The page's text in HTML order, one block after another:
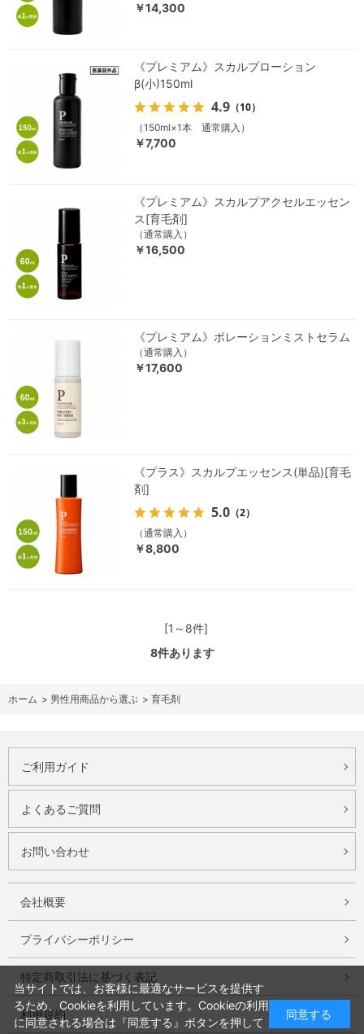
￥14,300
《プレミアム》スカルプローション
β(小)150ml
4.9 （10）
（150ml×1本 通常購入）
￥7,700
《プレミアム》スカルプアクセルエッセン
ス[育毛剤]
（通常購入）
￥16,500
《プレミアム》ポレーションミストセラム
（通常購入）
￥17,600
《プラス》スカルプエッセンス(単品)[育毛
剤]
5.0 （2）
（通常購入）
￥8,800
[1～8件]
8件あります
ホーム > 男性用商品から選ぶ > 育毛剤
ご利用ガイド
よくあるご質問
お問い合わせ
会社概要
プライバシーポリシー
特定商取引法に基づく表記
利用規約
当サイトでは、お客様に最適なサービスを提供す
るため、Cookieを利用しています。Cookieの利用
に同意される場合は『同意する』ボタンを押して
同意する